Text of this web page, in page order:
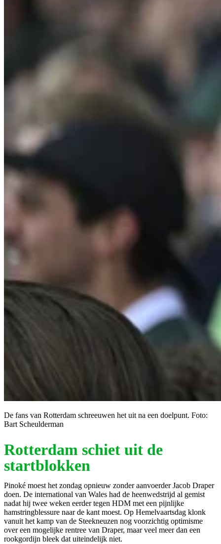
De fans van Rotterdam schreeuwen het uit na een doelpunt. Foto:
Bart Scheulderman
Rotterdam schiet uit de
startblokken
Pinoké moest het zondag opnieuw zonder aanvoerder Jacob Draper
doen. De international van Wales had de heenwedstrijd al gemist
nadat hij twee weken eerder tegen HDM met een pijnlijke
hamstringblessure naar de kant moest. Op Hemelvaartsdag klonk
vanuit het kamp van de Steekneuzen nog voorzichtig optimisme
over een mogelijke rentree van Draper, maar veel meer dan een
rookgordijn bleek dat uiteindelijk niet.